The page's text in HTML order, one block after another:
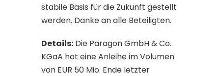
stabile Basis für die Zukunft gestellt
werden. Danke an alle Beteiligten.
Details: Die Paragon GmbH & Co.
KGaA hat eine Anleihe im Volumen
von EUR 50 Mio. Ende letzter